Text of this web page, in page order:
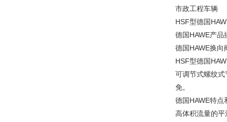
市政工程车辆
HSF型德国
德国HAWE产品
德国HAWE换向
HSF型德国
可调节式螺纹
免。
德国HAWE特点
高体积流量的平